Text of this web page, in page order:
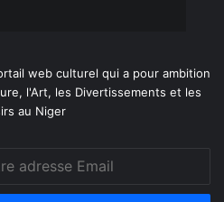
web culturel qui a pour ambition
l'Art, les Divertissements et les
au Niger